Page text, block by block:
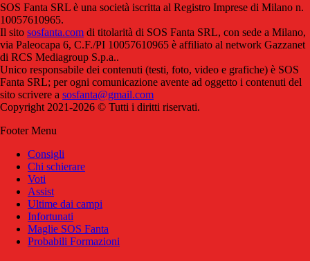
SOS Fanta SRL è una società iscritta al Registro Imprese di Milano n.
10057610965.
Il sito sosfanta.com di titolarità di SOS Fanta SRL, con sede a Milano,
via Paleocapa 6, C.F./PI 10057610965 è affiliato al network Gazzanet
di RCS Mediagroup S.p.a..
Unico responsabile dei contenuti (testi, foto, video e grafiche) è SOS
Fanta SRL; per ogni comunicazione avente ad oggetto i contenuti del
sito scrivere a sosfanta@gmail.com
Copyright 2021-2026 © Tutti i diritti riservati.
Footer Menu
Consigli
Chi schierare
Voti
Assist
Ultime dai campi
Infortunati
Maglie SOS Fanta
Probabili Formazioni